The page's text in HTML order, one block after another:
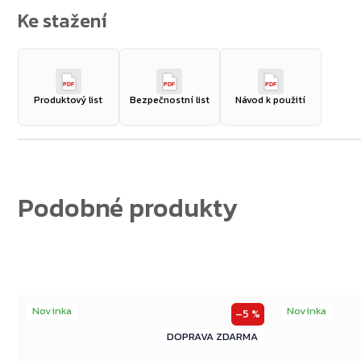
PDF
Produktový list
PDF
Bezpečnostní list
PDF
Návod k použití
Novinka
ZDARMA
–5 % Novinka